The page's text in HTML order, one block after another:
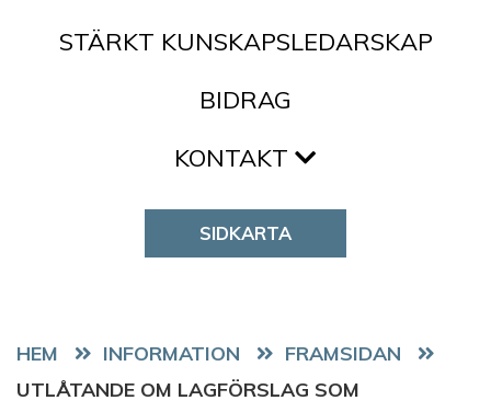
STÄRKT KUNSKAPSLEDARSKAP
BIDRAG
KONTAKT
SIDKARTA
HEM
FRAMSIDAN
UTLÅTANDE OM LAGFÖRSLAG SOM